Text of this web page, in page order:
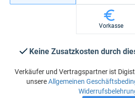
Vorkasse
Keine Zusatzkosten durch
Verkäufer und Vertragspartner ist
unsereAllgemeinen